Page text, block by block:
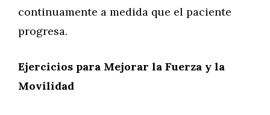
continuamente a medida que el paciente
progresa.
Ejercicios para Mejorar la Fuerza y la
Movilidad